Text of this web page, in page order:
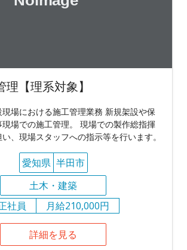
【理系対象】
場における施工管理業務 新規架設や保
場での施工管理。 現場での製作総指揮
、現場スタッフへの指示等を行います。
愛知県 半田市
土木・建築
社員
月給210,000円
詳細を見る